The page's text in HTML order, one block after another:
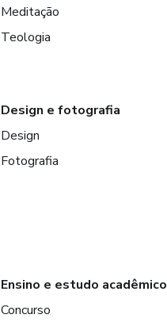
Meditação
Teologia
Design e fotografia
Design
Fotografia
Ensino e estudo acadêmico
Concurso